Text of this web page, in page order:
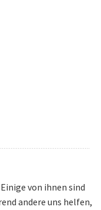
von ihnen sind
andere uns helfen,